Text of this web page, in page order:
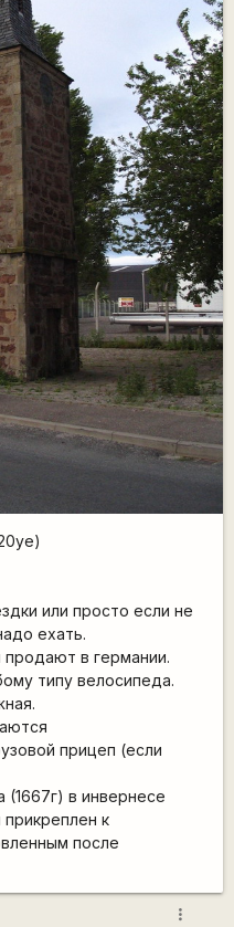
или просто если не
ехать.
продают в германии.
типу велосипеда.
прицеп (если
в инвернесе
к
после
more_vert